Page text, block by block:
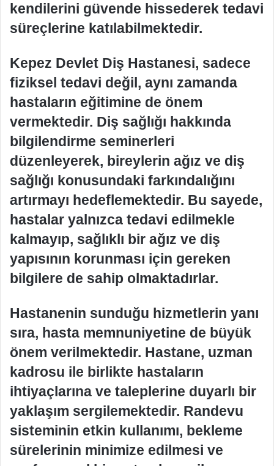
kendilerini güvende hissederek tedavi
süreçlerine katılabilmektedir.
Kepez Devlet Diş Hastanesi, sadece
fiziksel tedavi değil, aynı zamanda
hastaların eğitimine de önem
vermektedir. Diş sağlığı hakkında
bilgilendirme seminerleri
düzenleyerek, bireylerin ağız ve diş
sağlığı konusundaki farkındalığını
artırmayı hedeflemektedir. Bu sayede,
hastalar yalnızca tedavi edilmekle
kalmayıp, sağlıklı bir ağız ve diş
yapısının korunması için gereken
bilgilere de sahip olmaktadırlar.
Hastanenin sunduğu hizmetlerin yanı
sıra, hasta memnuniyetine de büyük
önem verilmektedir. Hastane, uzman
kadrosu ile birlikte hastaların
ihtiyaçlarına ve taleplerine duyarlı bir
yaklaşım sergilemektedir. Randevu
sisteminin etkin kullanımı, bekleme
sürelerinin minimize edilmesi ve